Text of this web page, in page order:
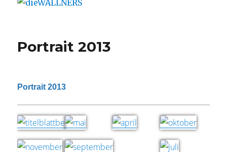
Portrait 2013
Portrait 2013